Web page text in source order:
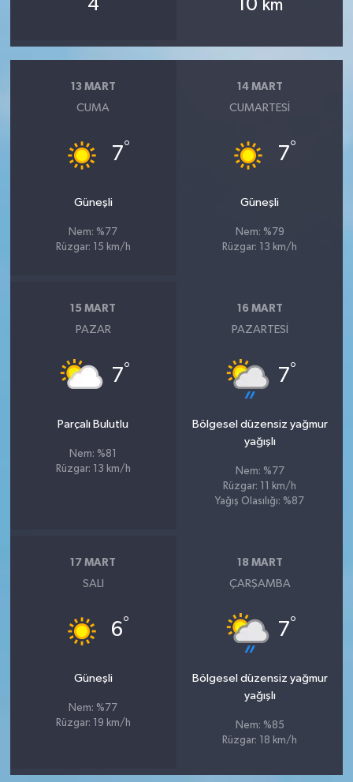
4 10 km
13 MART
CUMA
7°
Güneşli
Nem: %77
Rüzgar: 15 km/h
14 MART
CUMARTESI
7°
Güneşli
Nem: %79
Rüzgar: 13 km/h
15 MART
PAZAR
7°
Parçalı Bulutlu
Nem: %81
Rüzgar: 13 km/h
16 MART
PAZARTESI
7°
Bölgesel düzensiz yağmur
yağışlı
Nem: %77
Rüzgar: 11 km/h
Yağış Olasılığı: %87
17 MART
SALI
6°
Güneşli
Nem: %77
Rüzgar: 19 km/h
18 MART
ÇARŞAMBA
7°
Bölgesel düzensiz yağmur
yağışlı
Nem: %85
Rüzgar: 18 km/h